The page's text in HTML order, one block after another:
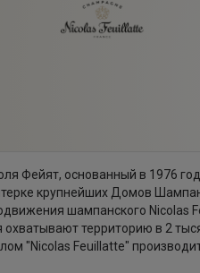
Фейят, основанный в 1976
крупнейших Домов
шампанского Nicolas
территорию в 2
"Nicolas Feuillatte"
де Реймс, Кот де Блан,